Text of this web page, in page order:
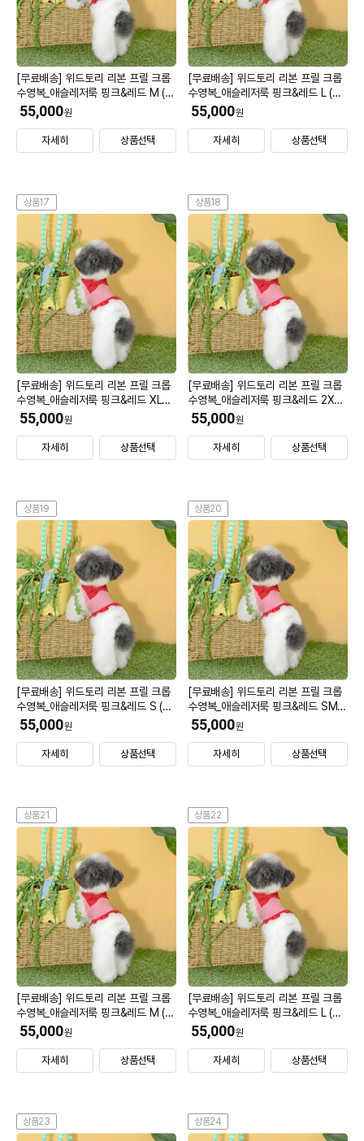
[무료배송] 위드토리 리본 프릴 크롭
수영복_애슬레저룩 핑크&레드 M (모
자 M)
55,000원
자세히 상품선택
[무료배송] 위드토리 리본 프릴 크롭
수영복_애슬레저룩 핑크&레드 L (모
자 M)
55,000원
자세히 상품선택
상품17
[무료배송] 위드토리 리본 프릴 크롭
수영복_애슬레저룩 핑크&레드 XL
(모자 M)
55,000원
자세히 상품선택
상품18
[무료배송] 위드토리 리본 프릴 크롭
수영복_애슬레저룩 핑크&레드 2XL
(모자 M)
55,000원
자세히 상품선택
상품19
[무료배송] 위드토리 리본 프릴 크롭
수영복_애슬레저룩 핑크&레드 S (모
자 L)
55,000원
자세히 상품선택
상품20
[무료배송] 위드토리 리본 프릴 크롭
수영복_애슬레저룩 핑크&레드 SM
(모자 L)
55,000원
자세히 상품선택
상품21
[무료배송] 위드토리 리본 프릴 크롭
수영복_애슬레저룩 핑크&레드 M (모
자 L)
55,000원
자세히 상품선택
상품22
[무료배송] 위드토리 리본 프릴 크롭
수영복_애슬레저룩 핑크&레드 L (모
자 L)
55,000원
자세히 상품선택
상품23 상품24